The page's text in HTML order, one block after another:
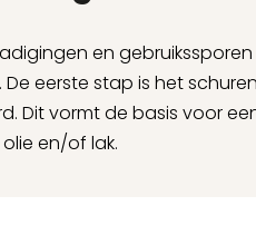
en
eerste stap is het
Dit vormt de basis voor
en/of lak.